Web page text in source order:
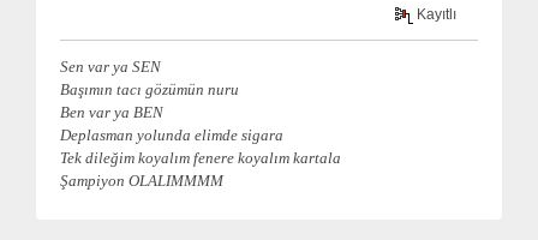
Kayıtlı
Sen var ya SEN
Başımın tacı gözümün nuru
Ben var ya BEN
Deplasman yolunda elimde sigara
Tek dileğim koyalım fenere koyalım kartala
Şampiyon OLALIMMMM